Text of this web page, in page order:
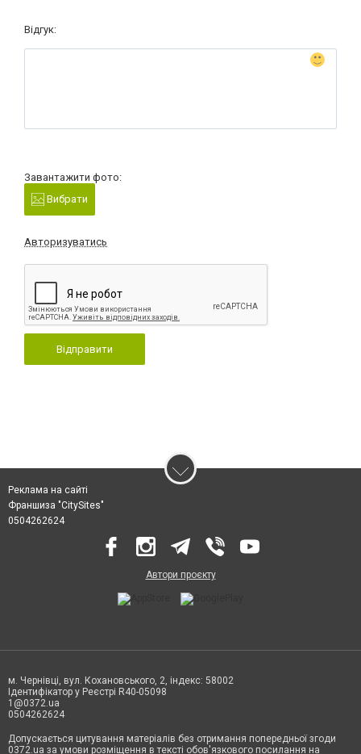
Відгук:
Завантажити фото:
Вибрати
Авторизуватись
Відправити
Реклама на сайті
Франшиза "CitySites"
0504262624
Автори проєкту
м. Чернівці, вул. Кохановського, 2, індекс: 58002
Ідентифікатор у Реєстрі R40-05098
1@0372.ua
0504262624
Допускається цитування матеріалів без отримання попередньої згоди
0372.ua за умови розміщення в тексті обов'язкового посилання на